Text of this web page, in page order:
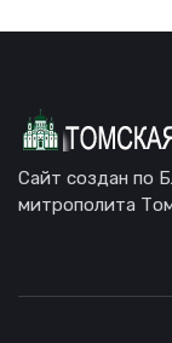
Сайт создан по
митрополита